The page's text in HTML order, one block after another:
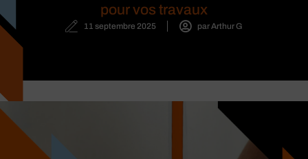
pour vos travaux
11 septembre 2025 parArthur G